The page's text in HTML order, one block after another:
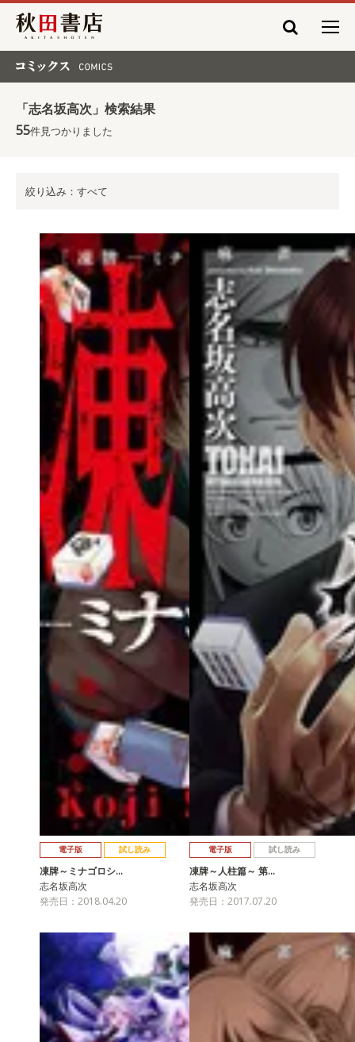
秋田書店
「志名坂高次」検索結果
55件見つかりました
絞り込み：すべて
電子版 試し読み
凍牌～ミナゴロシ…
志名坂高次
発売日：2018.04.20
電子版 試し読み
凍牌～人柱篇～ 第…
志名坂高次
発売日：2017.07.20